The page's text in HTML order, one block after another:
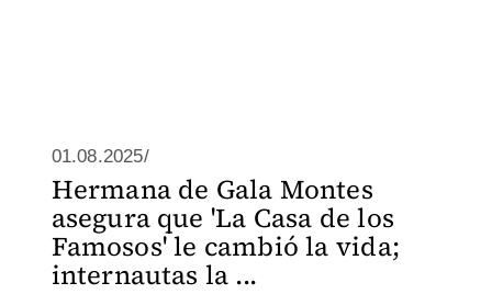
01.08.2025/
Hermana de Gala Montes
asegura que 'La Casa de los
Famosos' le cambió la vida;
internautas la ...